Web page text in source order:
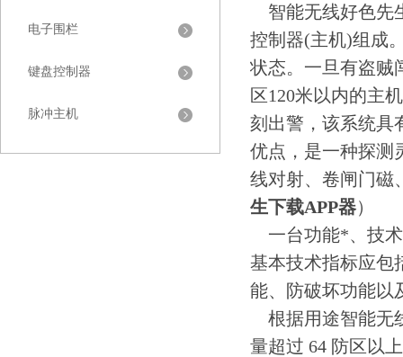
电子围栏
键盘控制器
脉冲主机
智能无线好色先
控制器(主机)组成
状态。一旦有盗贼
区120米以内的主
刻出警，该系统具
优点，是一种探测
线对射、卷闸门磁
生下载APP器）
一台功能*、技术
基本技术指标应包
能、防破坏功能以
根据用途智能无
量超过 64 防区以